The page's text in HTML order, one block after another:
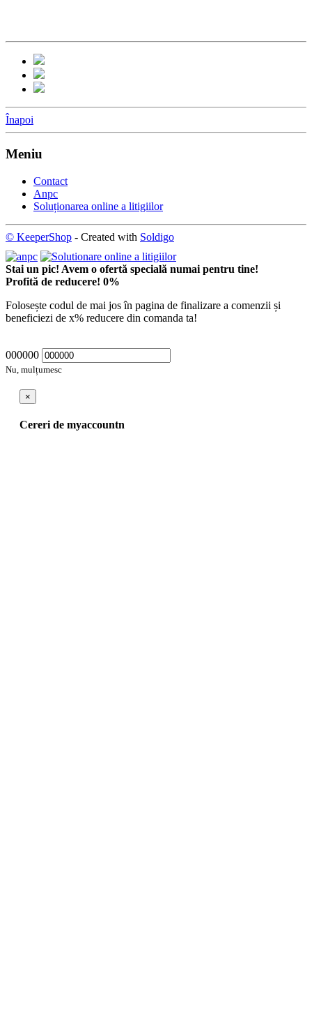
Înapoi
Meniu
Contact
Anpc
Soluționarea online a litigiilor
© KeeperShop - Created with Soldigo
Stai un pic! Avem o ofertă specială numai pentru tine!
Profită de reducere! 0%
Folosește codul de mai jos în pagina de finalizare a comenzii și
beneficiezi de x% reducere din comanda ta!
000000
Nu, mulțumesc
×
Cereri de myaccountn